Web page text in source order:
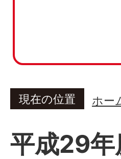
現在の位置 ホー
平成29